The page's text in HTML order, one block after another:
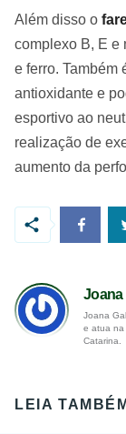
Além disso o
complexo B, E e
e ferro. Também
antioxidante e
esportivo ao
realização de
aumento da
Joana
Joana
e atua na
Catarina.
LEIA TAMBÉM